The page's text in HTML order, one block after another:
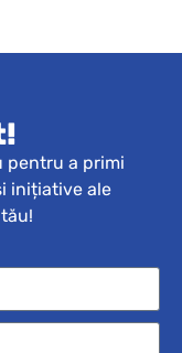
pentru a primi
inițiative ale